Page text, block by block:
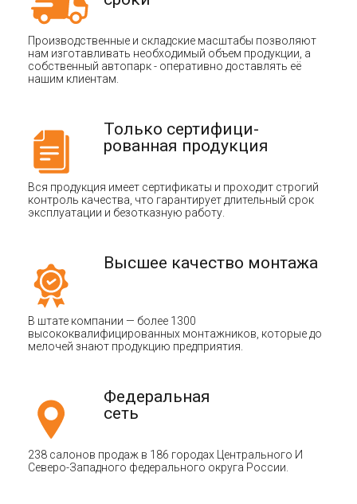
Производственные и складские масштабы позволяют
нам изготавливать необходимый объем продукции, а
собственный автопарк - оперативно доставлять её
нашим клиентам.
Только сертифици-
рованная продукция
Вся продукция имеет сертификаты и проходит строгий
контроль качества, что гарантирует длительный срок
эксплуатации и безотказную работу.
Высшее качество монтажа
В штате компании — более 1300
высококвалифицированных монтажников, которые до
мелочей знают продукцию предприятия.
Федеральная
сеть
238 салонов продаж в 186 городах Центрального И
Северо-Западного федерального округа России.